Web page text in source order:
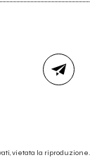
vietata la riproduzione.